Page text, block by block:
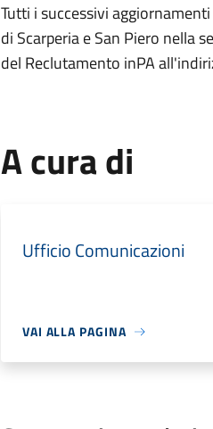
Tutti i successivi
di Scarperia e San Piero nella
del Reclutamento inPA
A cura di
Ufficio Comunicazioni
VAI ALLA PAGINA